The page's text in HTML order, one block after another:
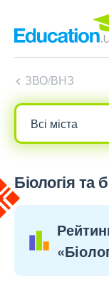
ЗВО/ВНЗ
Біологія та